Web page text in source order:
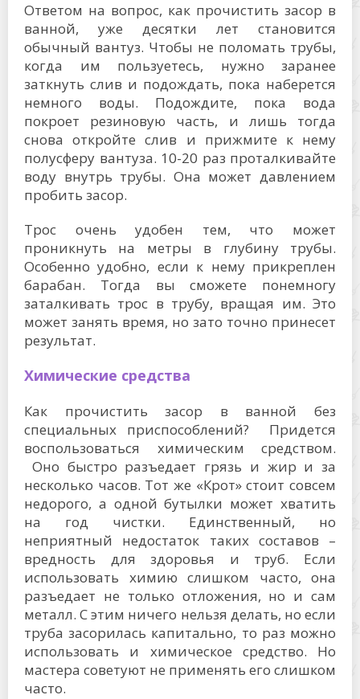
Ответом на вопрос, как прочистить засор в
ванной, уже десятки лет становится
обычный вантуз. Чтобы не поломать трубы,
когда им пользуетесь, нужно заранее
заткнуть слив и подождать, пока наберется
немного воды. Подождите, пока вода
покроет резиновую часть, и лишь тогда
снова откройте слив и прижмите к нему
полусферу вантуза. 10-20 раз проталкивайте
воду внутрь трубы. Она может давлением
пробить засор.
Трос очень удобен тем, что может
проникнуть на метры в глубину трубы.
Особенно удобно, если к нему прикреплен
барабан. Тогда вы сможете понемногу
заталкивать трос в трубу, вращая им. Это
может занять время, но зато точно принесет
результат.
Химические средства
Как прочистить засор в ванной без
специальных приспособлений? Придется
воспользоваться химическим средством.
Оно быстро разъедает грязь и жир и за
несколько часов. Тот же «Крот» стоит совсем
недорого, а одной бутылки может хватить
на год чистки. Единственный, но
неприятный недостаток таких составов –
вредность для здоровья и труб. Если
использовать химию слишком часто, она
разъедает не только отложения, но и сам
металл. С этим ничего нельзя делать, но если
труба засорилась капитально, то раз можно
использовать и химическое средство. Но
мастера советуют не применять его слишком
часто.